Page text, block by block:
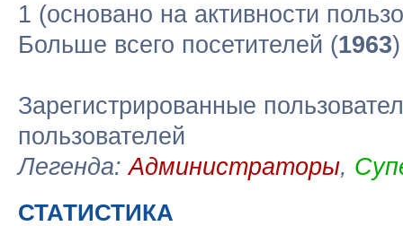
1 (основано на активности
Больше всего посетителей (1963
Зарегистрированные
пользователей
Легенда:Администраторы,
СТАТИСТИКА